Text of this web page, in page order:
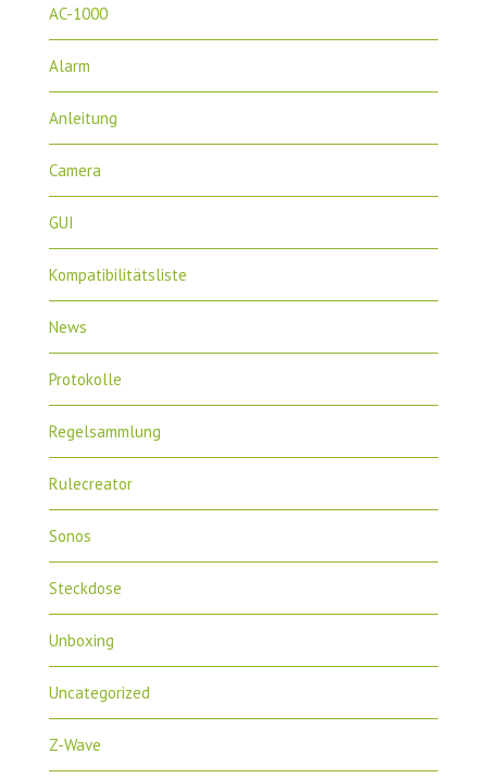
AC-1000
Alarm
Anleitung
Camera
GUI
Kompatibilitätsliste
News
Protokolle
Regelsammlung
Rulecreator
Sonos
Steckdose
Unboxing
Uncategorized
Z-Wave